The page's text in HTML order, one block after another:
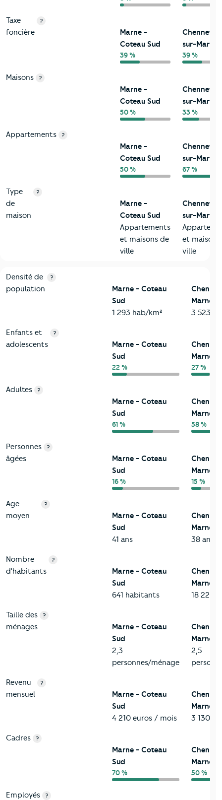
Taxe
foncière
?
Marne -
Coteau Sud
39 %
sur-Marne
39 %
Maisons ?
Marne -
Coteau Sud
50 %
sur-Marne
33 %
Appartements ?
Marne -
Coteau Sud
50 %
sur-Marne
67 %
Type
de
maison
?
Marne -
Coteau Sud
Appartements
et maisons de
ville
sur-Marne
et
ville
2-Habitants
Critères Marne - Coteau Sud
Densité de
population
?
Marne - Coteau
Sud
1 293 hab/km²
Marne
3 523
Enfants et
adolescents
?
Marne - Coteau
Sud
22 %
Marne
27 %
Adultes ?
Marne - Coteau
Sud
61 %
Marne
58 %
Personnes
âgées
?
Marne - Coteau
Sud
16 %
Marne
15 %
Age
moyen
?
Marne - Coteau
Sud
41 ans
Marne
38 ans
Nombre
d'habitants
?
Marne - Coteau
Sud
641 habitants
Marne
18 226
Taille des
ménages
?
Marne - Coteau
Sud
2,3
personnes/ménage
Marne
2,5
Revenu
mensuel
?
Marne - Coteau
Sud
4 210 euros / mois
Marne
3 130
Cadres ?
Marne - Coteau
Sud
70 %
Marne
50 %
Employés
?